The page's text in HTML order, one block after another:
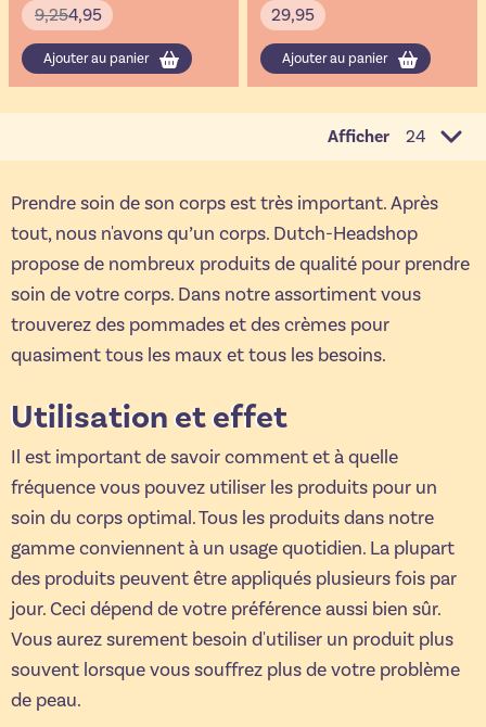
4,95
9,25
Ajouter au panier
29,95
Ajouter au panier
Afficher
Prendre soin de son corps est très important. Après
tout, nous n'avons qu’un corps. Dutch-Headshop
propose de nombreux produits de qualité pour prendre
soin de votre corps. Dans notre assortiment vous
trouverez des pommades et des crèmes pour
quasiment tous les maux et tous les besoins.
Utilisation et effet
Il est important de savoir comment et à quelle
fréquence vous pouvez utiliser les produits pour un
soin du corps optimal. Tous les produits dans notre
gamme conviennent à un usage quotidien. La plupart
des produits peuvent être appliqués plusieurs fois par
jour. Ceci dépend de votre préférence aussi bien sûr.
Vous aurez surement besoin d'utiliser un produit plus
souvent lorsque vous souffrez plus de votre problème
de peau.